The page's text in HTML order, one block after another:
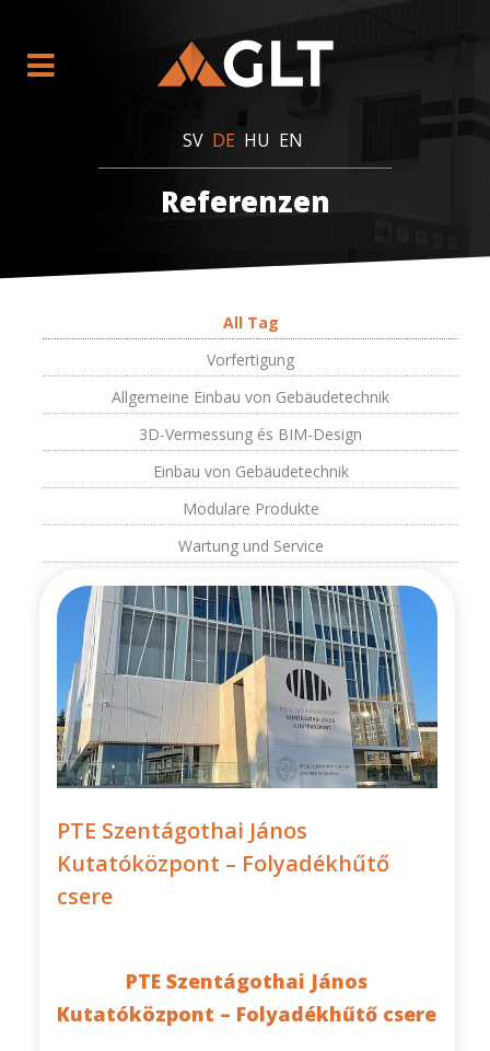
SV DE HU EN
Referenzen
All Tag
Vorfertigung
Allgemeine Einbau von Gebäudetechnik
3D-Vermessung és BIM-Design
Einbau von Gebäudetechnik
Modulare Produkte
Wartung und Service
PTE Szentágothai János
Kutatóközpont – Folyadékhűtő
csere
PTE Szentágothai János
Kutatóközpont – Folyadékhűtő csere